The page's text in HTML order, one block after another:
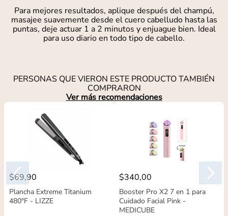
Para mejores resultados, aplique después del champú,
masajee suavemente desde el cuero cabelludo hasta las
puntas, deje actuar 1 a 2 minutos y enjuague bien. Ideal
para uso diario en todo tipo de cabello.
PERSONAS QUE VIERON ESTE PRODUCTO TAMBIÉN
COMPRARON
Ver más recomendaciones
$69,90
Plancha Extreme Titanium
480°F - LIZZE
$340,00
Booster Pro X2 7 en 1 para
Cuidado Facial Pink -
MEDICUBE